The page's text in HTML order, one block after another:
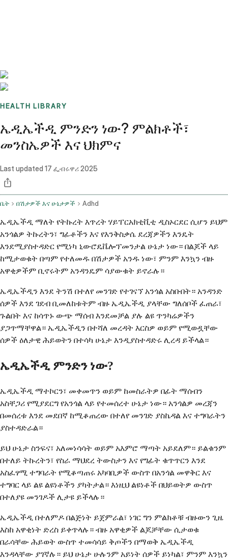
HEALTH LIBRARY
ኤዲኤችዲ ምንድን ነው? ምልክቶች፣
መንስኤዎች እና ህክምና
Last updated 17 ፌብሩዋሪ 2025
ቤት በሽታዎች እና ሁኔታዎች Adhd
ኤዲኤችዲ ማለት የትኩረት እጥረት ሃይፐርአክቲቪቲ ዲስኦርደር ሲሆን ይህም
አንጎልዎ ትኩረትን፣ ግፊቶችን እና የእንቅስቃሴ ደረጃዎችን እንዴት
እንደሚያስተዳድር የሚነካ ኒውሮዴቬሎፕመንታል ሁኔታ ነው። በልጆች ላይ
ከሚታወቁት በጣም የተለመዱ በሽታዎች አንዱ ነው፣ ምንም እንኳን ብዙ
አዋቂዎችም ቢኖሩትም አንዳንዴም ሳያውቁት ይኖራሉ።
ኤዲኤችዲን እንደ ትንሽ በተለየ መንገድ የተገናኘ አንጎል አስቡበት። አንዳንድ
ሰዎች እንደ ገደብ ቢመለከቱትም ብዙ ኤዲኤችዲ ያላቸው ግለሰቦች ፈጠራ፣
ጉልበት እና ከሳጥኑ ውጭ ማሰብ እንደመቻል ያሉ ልዩ ጥንካሬዎችን
ያጋጥማቸዋል። ኤዲኤችዲን በተሻለ መረዳት እርስዎ ወይም የሚወዷቸው
ሰዎች ዕለታዊ ሕይወትን በተሳካ ሁኔታ እንዲያስተዳድሩ ሊረዳ ይችላል።
ኤዲኤችዲ ምንድን ነው?
ኤዲኤችዲ ማተኮርን፣ መቀመጥን ወይም ከመስራትዎ በፊት ማሰብን
አስቸጋሪ የሚያደርግ የአንጎል ላይ የተመሰረተ ሁኔታ ነው። አንጎልዎ መረጃን
በመሰረቱ እንደ መደበኛ ከሚቆጠረው በተለየ መንገድ ያስኬዳል እና ተግባራትን
ያስተዳድራል።
ይህ ሁኔታ ስንፍና፣ አለመነሳሳት ወይም አእምሮ ማጣት አይደለም። ይልቁንም
በተለይ ትኩረትን፣ የስራ ማህደረ ትውስታን እና የግፊት ቁጥጥርን እንደ
አስፈፃሚ ተግባራት የሚቆጣጠሩ አካባቢዎች ውስጥ በአንጎል መዋቅር እና
ተግባር ላይ ልዩ ልዩነቶችን ያካትታል። እነዚህ ልዩነቶች በህይወትዎ ውስጥ
በተለያዩ መንገዶች ሊታዩ ይችላሉ።
ኤዲኤችዲ በተለምዶ በልጅነት ይጀምራል፣ ነገር ግን ምልክቶቹ ብዙውን ጊዜ
እስከ አዋቂነት ድረስ ይቀጥላሉ። ብዙ አዋቂዎች ልጆቻቸው ሲታወቁ
በራሳቸው ሕይወት ውስጥ ተመሳሳይ ቅጦችን በማወቅ ኤዲኤችዲ
እንዳላቸው ያገኛሉ። ይህ ሁኔታ ሁሉንም አይነት ሰዎች ይነካል፣ ምንም እንኳን